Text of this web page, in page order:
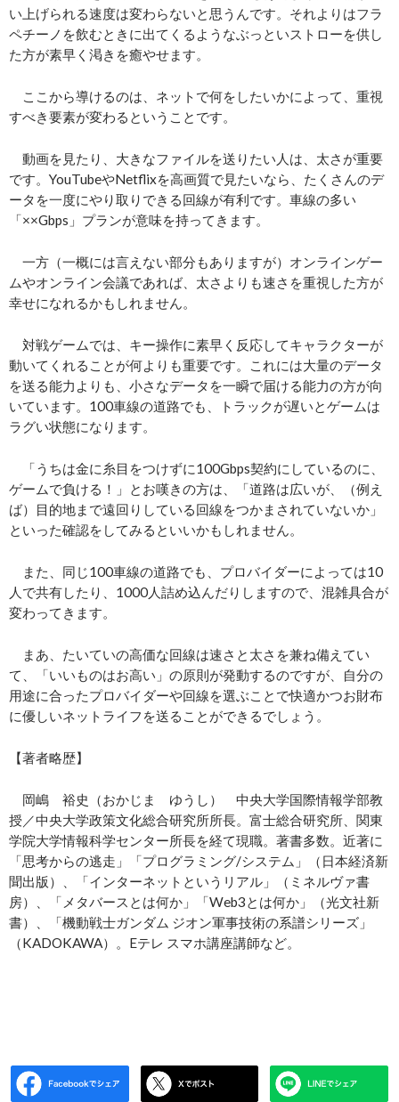
い上げられる速度は変わらないと思うんです。それよりはフラ
ペチーノを飲むときに出てくるようなぶっといストローを供し
た方が素早く渇きを癒やせます。
ここから導けるのは、ネットで何をしたいかによって、重視
すべき要素が変わるということです。
動画を見たり、大きなファイルを送りたい人は、太さが重要
です。YouTubeやNetflixを高画質で見たいなら、たくさんのデ
ータを一度にやり取りできる回線が有利です。車線の多い
「××Gbps」プランが意味を持ってきます。
一方（一概には言えない部分もありますが）オンラインゲー
ムやオンライン会議であれば、太さよりも速さを重視した方が
幸せになれるかもしれません。
対戦ゲームでは、キー操作に素早く反応してキャラクターが
動いてくれることが何よりも重要です。これには大量のデータ
を送る能力よりも、小さなデータを一瞬で届ける能力の方が向
いています。100車線の道路でも、トラックが遅いとゲームは
ラグい状態になります。
「うちは金に糸目をつけずに100Gbps契約にしているのに、
ゲームで負ける！」とお嘆きの方は、「道路は広いが、（例え
ば）目的地まで遠回りしている回線をつかまされていないか」
といった確認をしてみるといいかもしれません。
また、同じ100車線の道路でも、プロバイダーによっては10
人で共有したり、1000人詰め込んだりしますので、混雑具合が
変わってきます。
まあ、たいていの高価な回線は速さと太さを兼ね備えてい
て、「いいものはお高い」の原則が発動するのですが、自分の
用途に合ったプロバイダーや回線を選ぶことで快適かつお財布
に優しいネットライフを送ることができるでしょう。
【著者略歴】
岡嶋 裕史（おかじま ゆうし） 中央大学国際情報学部教
授／中央大学政策文化総合研究所所長。富士総合研究所、関東
学院大学情報科学センター所長を経て現職。著書多数。近著に
「思考からの逃走」「プログラミング/システム」（日本経済新
聞出版）、「インターネットというリアル」（ミネルヴァ書
房）、「メタバースとは何か」「Web3とは何か」（光文社新
書）、「機動戦士ガンダム ジオン軍事技術の系譜シリーズ」
（KADOKAWA）。Eテレ スマホ講座講師など。